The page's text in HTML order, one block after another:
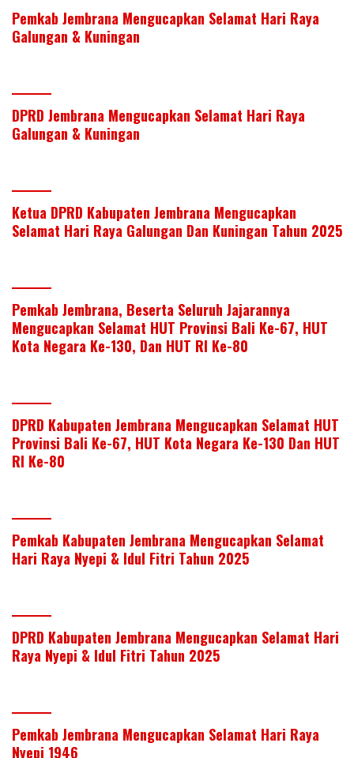
itt
er
k
e
e
b
k
at
s
p
ar
e
Pemkab Jembrana Mengucapkan Selamat Hari Raya
Galungan & Kuningan
DPRD Jembrana Mengucapkan Selamat Hari Raya
Galungan & Kuningan
Ketua DPRD Kabupaten Jembrana Mengucapkan
Selamat Hari Raya Galungan Dan Kuningan Tahun 2025
Pemkab Jembrana, Beserta Seluruh Jajarannya
Mengucapkan Selamat HUT Provinsi Bali Ke-67, HUT
Kota Negara Ke-130, Dan HUT RI Ke-80
DPRD Kabupaten Jembrana Mengucapkan Selamat HUT
Provinsi Bali Ke-67, HUT Kota Negara Ke-130 Dan HUT
RI Ke-80
Pemkab Kabupaten Jembrana Mengucapkan Selamat
Hari Raya Nyepi & Idul Fitri Tahun 2025
DPRD Kabupaten Jembrana Mengucapkan Selamat Hari
Raya Nyepi & Idul Fitri Tahun 2025
Pemkab Jembrana Mengucapkan Selamat Hari Raya
Nyepi 1946